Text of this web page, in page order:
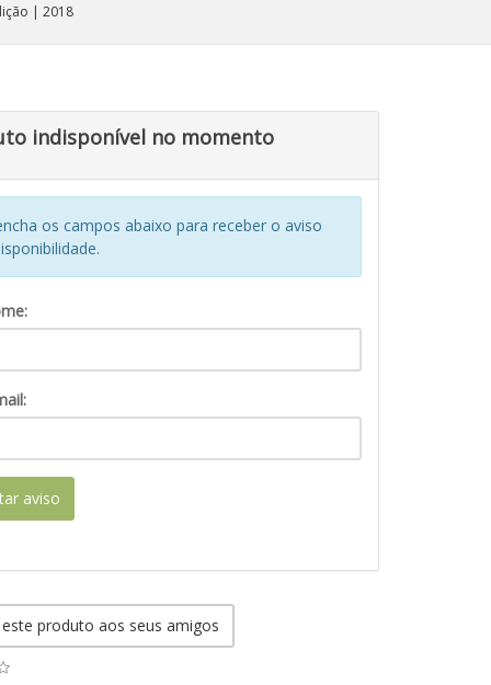
| 2018
indisponível no momento
os campos abaixo para receber o aviso
aviso
produto aos seus amigos